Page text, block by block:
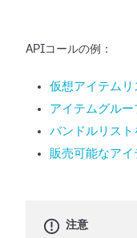
APIコールの例：
仮想アイテムリ
アイテムグル
バンドルリスト
販売可能なアイ
注意